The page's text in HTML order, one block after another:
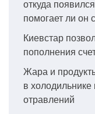
откуда
помогает ли он
Киевстар
пополнения
Жара и
в
отравлений